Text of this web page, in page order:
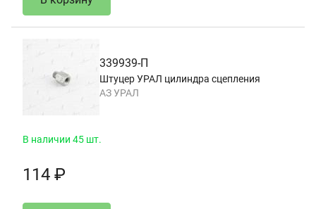
339939-П
Штуцер УРАЛ цилиндра сцепления
АЗ УРАЛ
В наличии 45 шт.
114 ₽